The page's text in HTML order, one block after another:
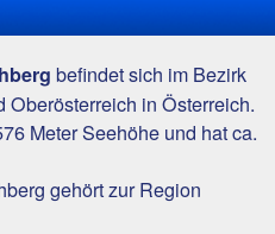
befindet sich im Bezirk
Oberösterreich in Österreich.
Meter Seehöhe und hat ca.
gehört zur Region